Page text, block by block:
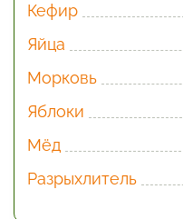
Кефир
Яйца
Морковь
Яблоки
Мёд
Разрыхлитель